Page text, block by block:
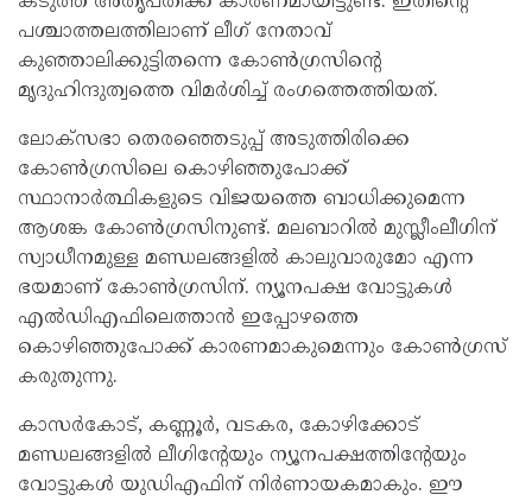
പശ്ചാത്തലത്തിലാണ് ലീഗ് നേതാവ്
കുഞ്ഞാലിക്കുട്ടിതന്നെ കോണ്‍ഗ്രസിന്റെ
മൃദുഹിന്ദുത്വത്തെ വിമര്‍ശിച്ച് രംഗത്തെത്തിയത്.
ലോക്‌സഭാ തെരഞ്ഞെടുപ്പ് അടുത്തിരിക്കെ
കോണ്‍ഗ്രസിലെ കൊഴിഞ്ഞുപോക്ക്
സ്ഥാനാര്‍ത്ഥികളുടെ വിജയത്തെ ബാധിക്കുമെന്ന
ആശങ്ക കോണ്‍ഗ്രസിനുണ്ട്. മലബാറില്‍ മുസ്ലീംലീഗിന്
സ്വാധീനമുള്ള മണ്ഡലങ്ങളില്‍ കാലുവാരുമോ എന്ന
ഭയമാണ് കോണ്‍ഗ്രസിന്. ന്യൂനപക്ഷ വോട്ടുകള്‍
എല്‍ഡിഎഫിലെത്താന്‍ ഇപ്പോഴത്തെ
കൊഴിഞ്ഞുപോക്ക് കാരണമാകുമെന്നും കോണ്‍ഗ്രസ്
കരുതുന്നു.
കാസര്‍കോട്, കണ്ണൂര്‍, വടകര, കോഴിക്കോട്
മണ്ഡലങ്ങളില്‍ ലീഗിന്റേയും ന്യൂനപക്ഷത്തിന്റേയും
വോട്ടുകള്‍ യുഡിഎഫിന് നിര്‍ണായകമാകും. ഈ